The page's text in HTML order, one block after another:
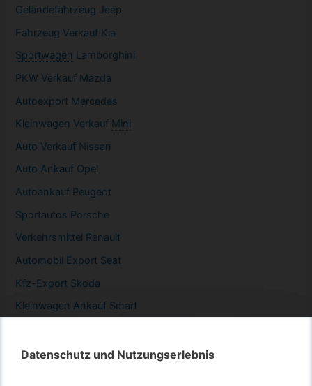
Datenschutz und Nutzungserlebnis
Datenschutz und Nutzungserlebnis
Geländefahrzeug Jeep
Fahrzeug Verkauf Kia
Sportwagen Lamborghini
PKW Verkauf Mazda
Autoexport Mercedes
Kleinwagen Verkauf Mini
Auto Verkauf Nissan
Auto Ankauf Opel
Autoankauf Peugeot
Sportautos Porsche
Verkehrsmittel Renault
Automobil Export Seat
Kfz-Export Skoda
Kleinwagen Ankauf Smart